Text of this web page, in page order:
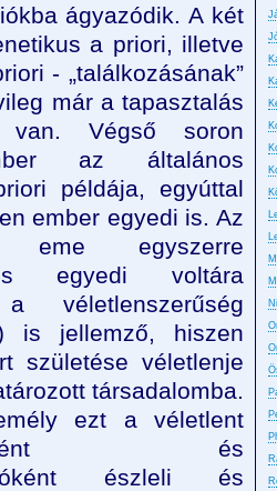
ágyazódik. A két
a priori, illetve
- „találkozásának”
már a tapasztalás
van. Végső soron
az általános
példája, egyúttal
ember egyedi is. Az
eme egyszerre
egyedi voltára
véletlenszerűség
is jellemző, hiszen
születése véletlenje
társadalomba.
ezt a véletlent
és
észleli és